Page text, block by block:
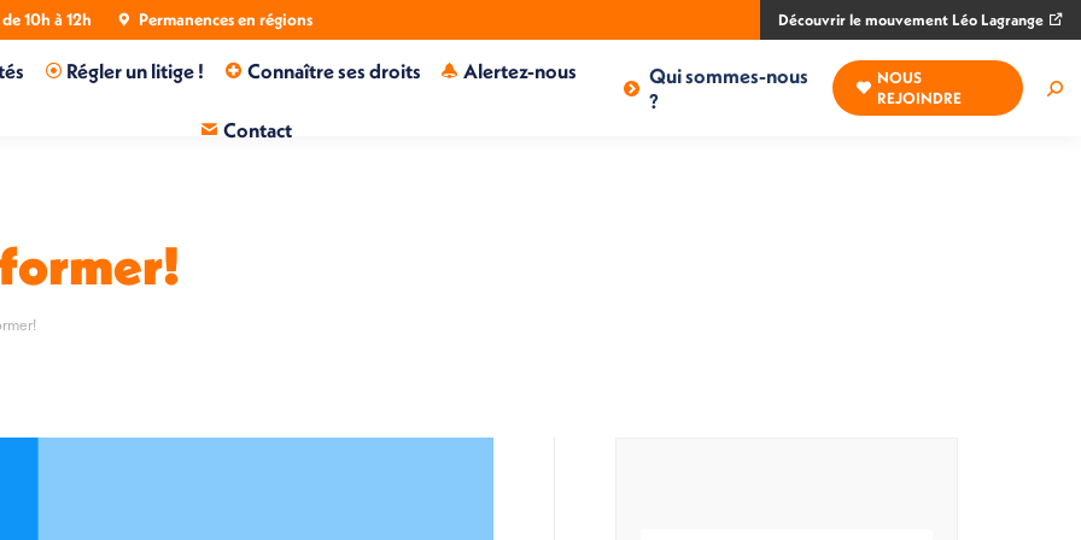
10h à 12h Permanences en régions Découvrir le mouvement Léo Lagrange
Régler un litige ! Connaître ses droits Alertez-nous
Contact
Qui sommes-nous
?
NOUS
REJOINDRE